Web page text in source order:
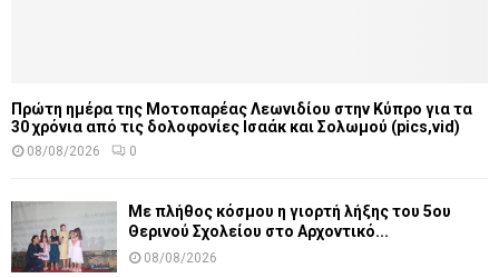
Πρώτη ημέρα της Μοτοπαρέας Λεωνιδίου στην Κύπρο για τα
30 χρόνια από τις δολοφονίες Ισαάκ και Σολωμού (pics,vid)
08/08/2026 0
Με πλήθος κόσμου η γιορτή λήξης του 5ου
Θερινού Σχολείου στο Αρχοντικό...
08/08/2026